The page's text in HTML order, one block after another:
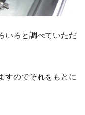
いろと調べていただ
すのでそれをもとに